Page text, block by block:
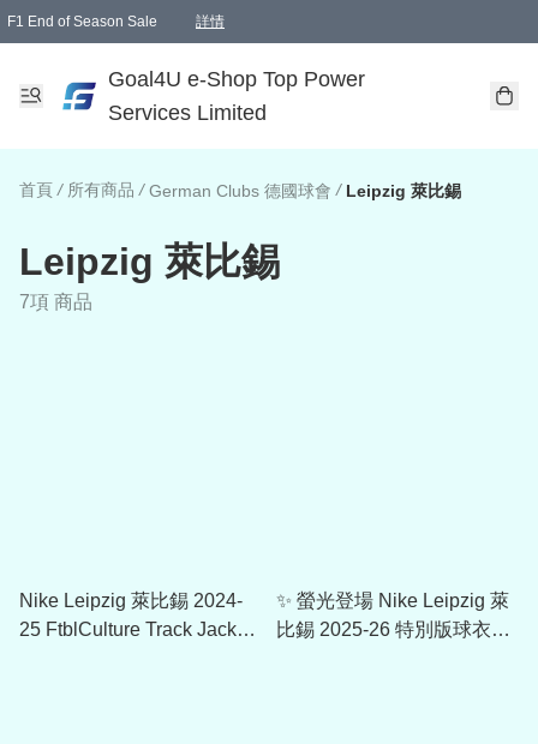
F1 End of Season Sale 詳情
Goal4U e-Shop Top Power
Services Limited
首頁 / 所有商品 / German Clubs 德國球會 / Leipzig 萊比錫
Leipzig 萊比錫
7項 商品
Nike Leipzig 萊比錫 2024-
25 FtblCulture Track Jacket
✨ 螢光登場 Nike Leipzig 萊
比錫 2025-26 特別版球衣